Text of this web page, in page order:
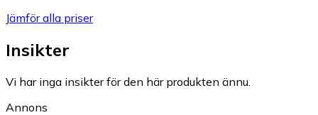
Jämför alla priser
Insikter
Vi har inga insikter för den här produkten ännu.
Annons